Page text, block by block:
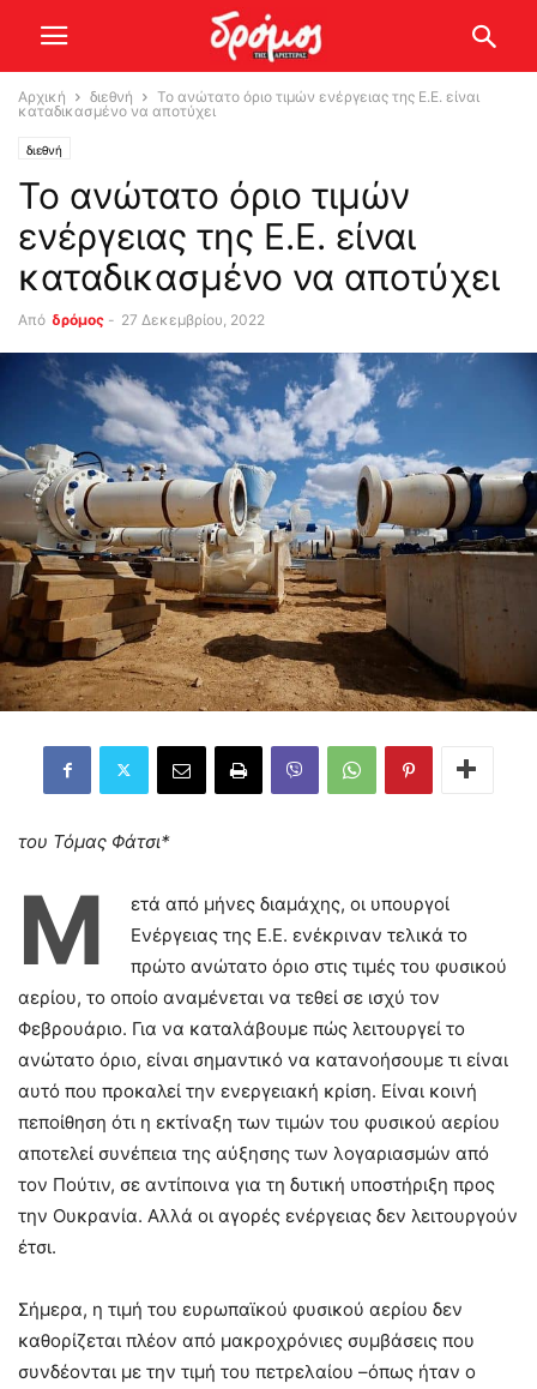
Αρχική διεθνή
Το ανώτατο όριο τιμών ενέργειας της Ε.Ε. είναι
καταδικασμένο να αποτύχει
διεθνή
Το ανώτατο όριο τιμών
ενέργειας της Ε.Ε. είναι
καταδικασμένο να αποτύχει
Από δρόμος - 27 Δεκεμβρίου, 2022
του Τόμας Φάτσι*
Μ
ετά από μήνες διαμάχης, οι υπουργοί
Ενέργειας της Ε.Ε. ενέκριναν τελικά το
πρώτο ανώτατο όριο στις τιμές του φυσικού
αερίου, το οποίο αναμένεται να τεθεί σε ισχύ τον
Φεβρουάριο. Για να καταλάβουμε πώς λειτουργεί το
ανώτατο όριο, είναι σημαντικό να κατανοήσουμε τι είναι
αυτό που προκαλεί την ενεργειακή κρίση. Είναι κοινή
πεποίθηση ότι η εκτίναξη των τιμών του φυσικού αερίου
αποτελεί συνέπεια της αύξησης των λογαριασμών από
τον Πούτιν, σε αντίποινα για τη δυτική υποστήριξη προς
την Ουκρανία. Αλλά οι αγορές ενέργειας δεν λειτουργούν
έτσι.
Σήμερα, η τιμή του ευρωπαϊκού φυσικού αερίου δεν
καθορίζεται πλέον από μακροχρόνιες συμβάσεις που
συνδέονται με την τιμή του πετρελαίου –όπως ήταν ο